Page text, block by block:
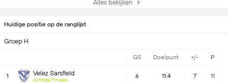
Huidige positie op de ranglijst
Groep H
GS Doelpunt +/- P
1 Velez Sarsfield
Achtste Finales
6 11:4 7 11
Alles bekijken